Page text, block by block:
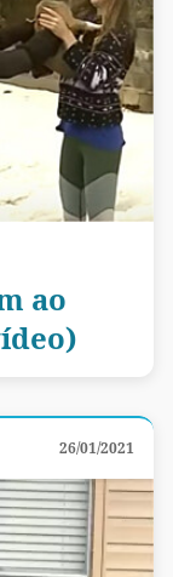
ao
26/01/2021